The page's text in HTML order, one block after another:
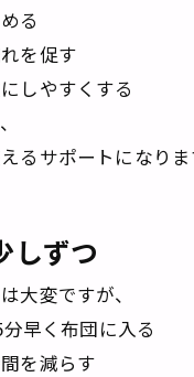
る
を促す
やすくする
るサポートになりま
しずつ
大変ですが、
く布団に入る
を減らす